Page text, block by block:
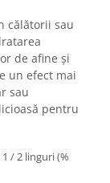
călătorii sau
de afine și
un efect mai
sau
pentru
/ 2 linguri (%